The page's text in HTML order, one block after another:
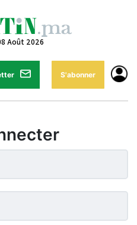
Août 2026
S'abonner